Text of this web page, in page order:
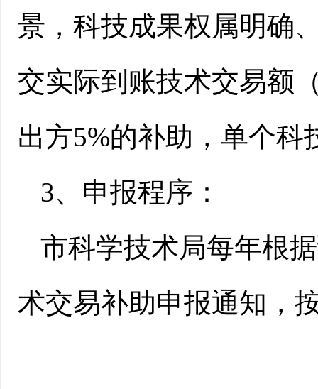
景，科技成果权属明确
交实际到账技术交易额
出方5%的补助，单个科
3、申报程序：
市科学技术局每年根
术交易补助申报通知，